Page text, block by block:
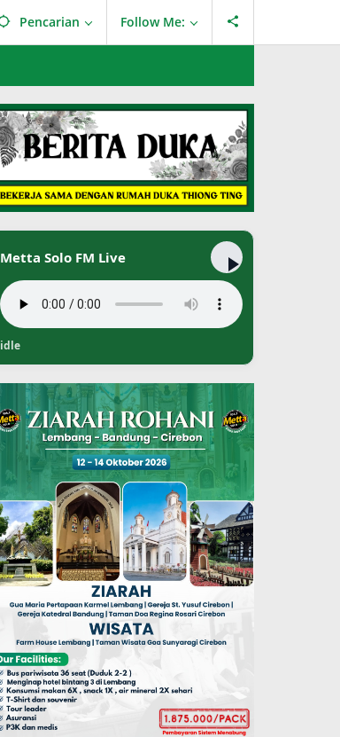
Pencarian Follow Me:
Metta Solo FM Live
idle